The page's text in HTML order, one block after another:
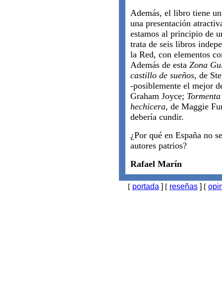
Además, el libro tiene
una presentación
estamos al principio de
trata de seis libros
la Red, con elementos
Además de esta Zona
castillo de sueños, de
-posiblemente el mejor
Graham Joyce;
hechicera, de Maggie
debería cundir.
¿Por qué en España no
autores patrios?
Rafael Marín
[ portada ] [ reseñas ] [